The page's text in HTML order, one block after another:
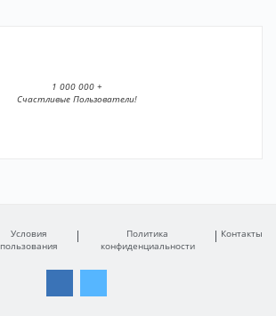
1 000 000 +
Счастливые Пользователи!
Условия
пользования
Политика
конфиденциальности
Контакты